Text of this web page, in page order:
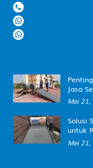
Jasa
Mei
Solusi
untuk
Mei